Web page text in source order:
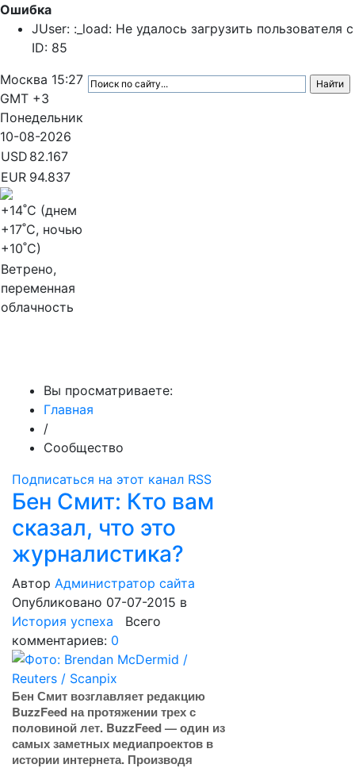
Ошибка
JUser: :_load: Не удалось загрузить пользователя с
ID: 85
Москва 15:27
GMT +3
Понедельник
10-08-2026
USD 82.167
EUR 94.837
+14˚C (днем
+17˚C, ночью
+10˚C)
Ветрено,
переменная
облачность
Вы просматриваете:
Главная
/
Сообщество
Подписаться на этот канал RSS
Бен Смит: Кто вам
сказал, что это
журналистика?
Автор Администратор сайта
Опубликовано 07-07-2015 в
История успеха Всего
комментариев: 0
Бен Смит возглавляет редакцию
BuzzFeed на протяжении трех с
половиной лет. BuzzFeed — один из
самых заметных медиапроектов в
истории интернета. Производя